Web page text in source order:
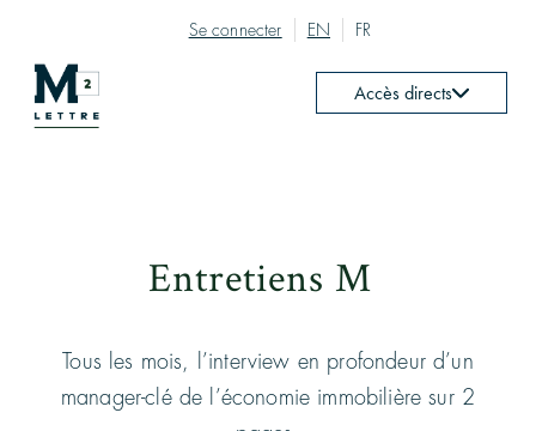
Se connecter EN FR
Accès directs
Entretiens M
Tous les mois, l’interview en profondeur d’un
manager-clé de l’économie immobilière sur 2